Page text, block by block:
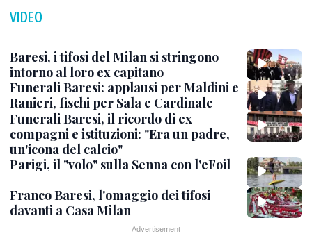
VIDEO
Baresi, i tifosi del Milan si stringono
intorno al loro ex capitano
Funerali Baresi: applausi per Maldini e
Ranieri, fischi per Sala e Cardinale
Funerali Baresi, il ricordo di ex
compagni e istituzioni: "Era un padre,
un'icona del calcio"
Parigi, il "volo" sulla Senna con l'eFoil
Franco Baresi, l'omaggio dei tifosi
davanti a Casa Milan